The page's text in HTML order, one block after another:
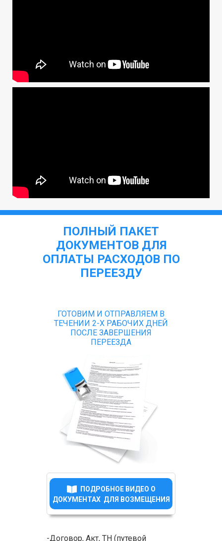
ПОЛНЫЙ ПАКЕТ
ДОКУМЕНТОВ ДЛЯ
ОПЛАТЫ РАСХОДОВ ПО
ПЕРЕЕЗДУ
ГОТОВИМ И ОТПРАВЛЯЕМ В
ТЕЧЕНИИ 2-Х РАБОЧИХ ДНЕЙ
ПОСЛЕ ЗАВЕРШЕНИЯ
ПЕРЕЕЗДА
-Договор, Акт, ТН (путевой
ПОДРОБНОЕ ВИДЕО О
ДОКУМЕНТАХ ДЛЯ ВОЗМЕЩЕНИЯ